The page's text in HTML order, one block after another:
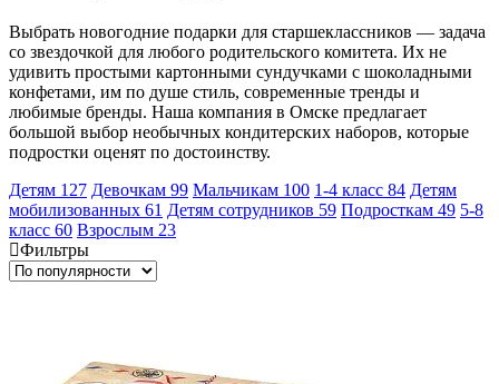
Выбрать новогодние подарки для старшеклассников — задача
со звездочкой для любого родительского комитета. Их не
удивить простыми картонными сундучками с шоколадными
конфетами, им по душе стиль, современные тренды и
любимые бренды. Наша компания в Омске предлагает
большой выбор необычных кондитерских наборов, которые
подростки оценят по достоинству.
Детям 127 Девочкам 99 Мальчикам 100 1-4 класс 84 Детям
мобилизованных 61 Детям сотрудников 59 Подросткам 49 5-8
класс 60 Взрослым 23
Фильтры